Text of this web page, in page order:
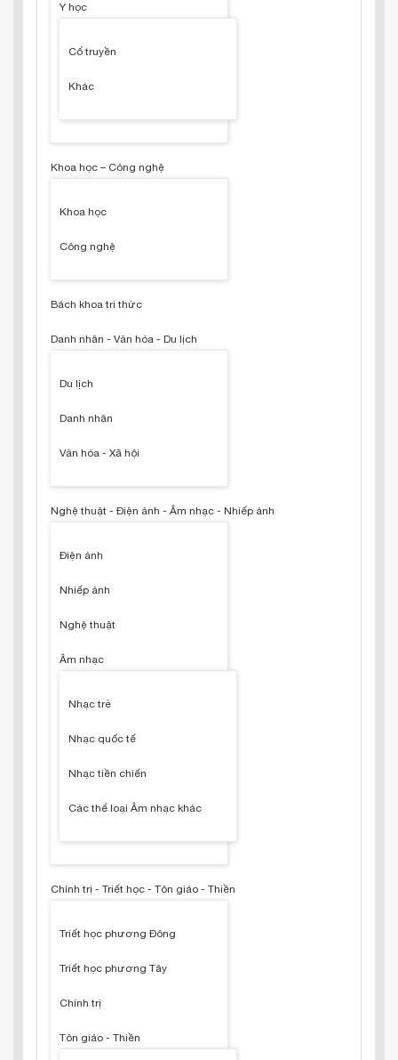
Y học
Cổ truyền
Khác
Khoa học – Công nghệ
Khoa học
Công nghệ
Bách khoa tri thức
Danh nhân - Văn hóa - Du lịch
Du lịch
Danh nhân
Văn hóa - Xã hội
Nghệ thuật - Điện ảnh - Âm nhạc - Nhiếp ảnh
Điện ảnh
Nhiếp ảnh
Nghệ thuật
Âm nhạc
Nhạc trẻ
Nhạc quốc tế
Nhạc tiền chiến
Các thể loại Âm nhạc khác
Chính trị - Triết học - Tôn giáo - Thiền
Triết học phương Đông
Triết học phương Tây
Chính trị
Tôn giáo - Thiền